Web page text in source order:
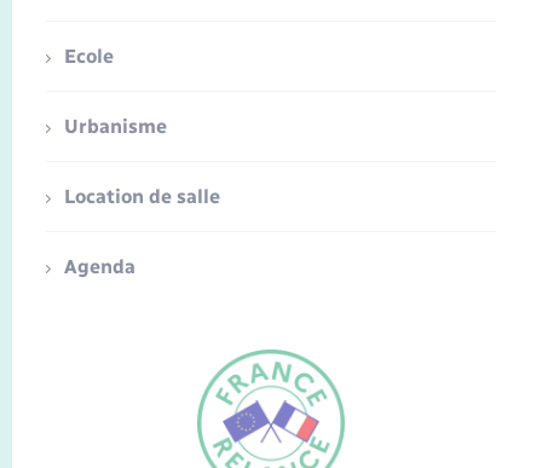
FR
Ecole
Urbanisme
Location de salle
Agenda